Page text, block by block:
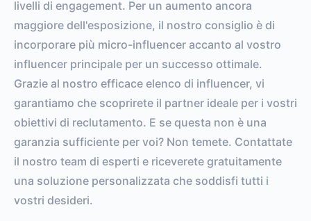
livelli di engagement. Per un aumento ancora
maggiore dell'esposizione, il nostro consiglio è di
incorporare più micro-influencer accanto al vostro
influencer principale per un successo ottimale.
Grazie al nostro efficace elenco di influencer, vi
garantiamo che scoprirete il partner ideale per i vostri
obiettivi di reclutamento. E se questa non è una
garanzia sufficiente per voi? Non temete. Contattate
il nostro team di esperti e riceverete gratuitamente
una soluzione personalizzata che soddisfi tutti i
vostri desideri.